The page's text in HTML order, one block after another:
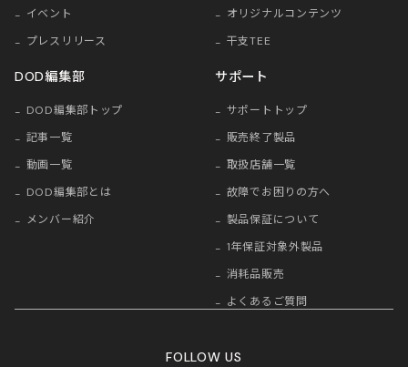
イベント
プレスリリース
オリジナルコンテンツ
干支TEE
DOD編集部
DOD編集部トップ
記事一覧
動画一覧
DOD編集部とは
メンバー紹介
サポート
サポートトップ
販売終了製品
取扱店舗一覧
故障でお困りの方へ
製品保証について
1年保証対象外製品
消耗品販売
よくあるご質問
FOLLOW US